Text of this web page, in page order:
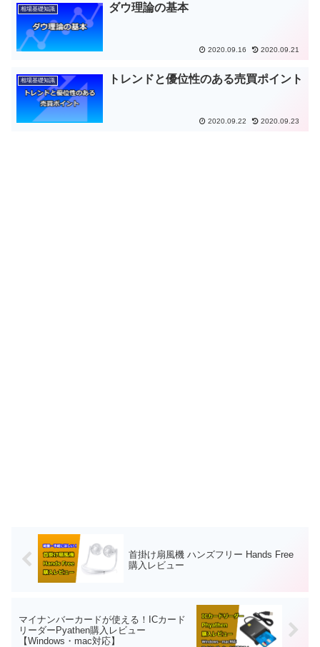
相場基礎知識 ダウ理論の基本
2020.09.16 2020.09.21
相場基礎知識 トレンドと優位性のある売買ポイント
2020.09.22 2020.09.23
首掛け扇風機 ハンズフリー Hands Free
購入レビュー
マイナンバーカードが使える！ICカード
リーダーPyathen購入レビュー
【Windows・mac対応】